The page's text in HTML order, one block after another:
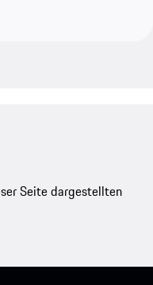
Seite dargestellten